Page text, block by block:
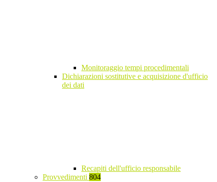
Monitoraggio tempi procedimentali
Dichiarazioni sostitutive e acquisizione d'ufficio
dei dati
Recapiti dell'ufficio responsabile
Provvedimenti 804